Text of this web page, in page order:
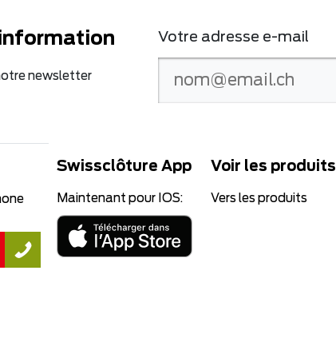
newsletter
Votre adresse e-mail
Swissclôture App
Maintenant pour IOS:
Voir les produits
Vers les produits